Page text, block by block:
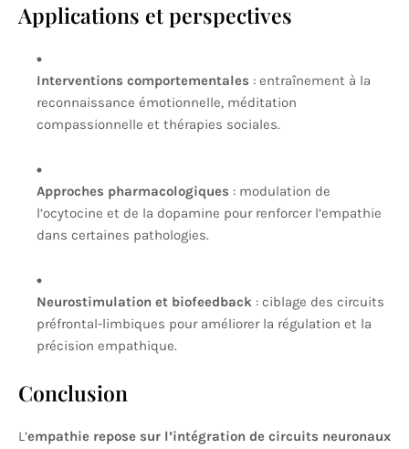
Applications et perspectives
Interventions comportementales : entraînement à la
reconnaissance émotionnelle, méditation
compassionnelle et thérapies sociales.
Approches pharmacologiques : modulation de
l’ocytocine et de la dopamine pour renforcer l’empathie
dans certaines pathologies.
Neurostimulation et biofeedback : ciblage des circuits
préfrontal-limbiques pour améliorer la régulation et la
précision empathique.
Conclusion
L’empathie repose sur l’intégration de circuits neuronaux